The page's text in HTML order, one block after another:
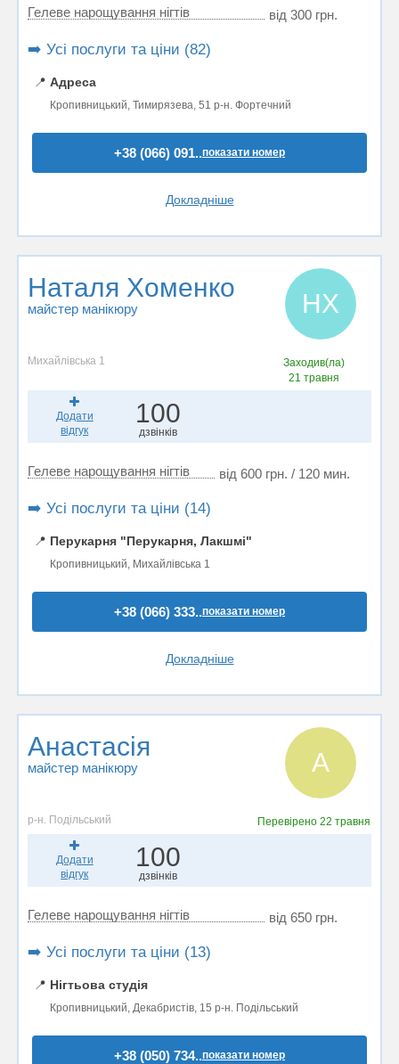
Гелеве нарощування нігтів від 300 грн.
➡️ Усі послуги та ціни (82)
📍 Адреса
Кропивницький, Тимирязева, 51 р-н. Фортечний
+38 (066) 091..показати номер
Докладніше
Наталя Хоменко
майстер манікюру НХ
Михайлівська 1
Заходив(ла)
21 травня
Додати
відгук
100
дзвінків
Гелеве нарощування нігтів від 600 грн. / 120 мин.
➡️ Усі послуги та ціни (14)
📍 Перукарня "Перукарня, Лакшмі"
Кропивницький, Михайлівська 1
+38 (066) 333..показати номер
Докладніше
Анастасія
майстер манікюру А
р-н. Подільський Перевірено22 травня
Додати
відгук
100
дзвінків
Гелеве нарощування нігтів від 650 грн.
➡️ Усі послуги та ціни (13)
📍 Нігтьова студія
Кропивницький, Декабристів, 15 р-н. Подільський
+38 (050) 734..показати номер